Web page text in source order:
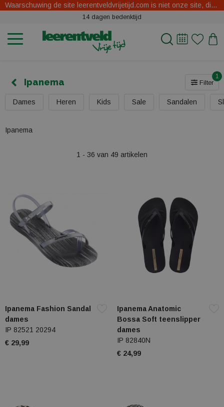
Waarschuwing de site leerentveldvrijetijd.com is niet onze site, dit zijn oplichters.
14 dagen bedenktijd
Ipanema Filter
1
Dames Heren Kids Sale Sandalen
Ipanema
1 - 36 van 49 artikelen
Ipanema Fashion Sandal
dames
IP 82521 20294
€ 29,99
Ipanema Anatomic
Bossa Soft teenslipper
dames
IP 82840N
€ 24,99